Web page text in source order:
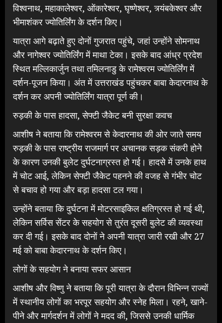
विश्वनाथ, महाकालेश्वर, ओंकारेश्वर, घृष्णेश्वर, त्र्यंबकेश्वर और
भीमाशंकर ज्योतिर्लिंग के दर्शन किए।
यात्रा आगे बढ़ाते हुए दोनों गुजरात पहुंचे, जहां उन्होंने सोमनाथ
और नागेश्वर ज्योतिर्लिंग में माथा टेका। इसके बाद आंध्र प्रदेश
स्थित मल्लिकार्जुन तथा तमिलनाडु के रामेश्वरम ज्योतिर्लिंग में
दर्शन-पूजन किया। अंत में उत्तराखंड पहुंचकर बाबा केदारनाथ के
दर्शन कर अपनी ज्योतिर्लिंग यात्रा पूर्ण की।
रुड़की के पास हादसा, सेफ्टी जैकेट बनी सुरक्षा कवच
आशीष ने बताया कि रामेश्वरम से केदारनाथ की ओर जाते समय
रुड़की के पास राष्ट्रीय राजमार्ग पर अचानक सड़क संकरी होने
के कारण उनकी बुलेट दुर्घटनाग्रस्त हो गई। हादसे में उनके हाथ
में चोट आई, लेकिन सेफ्टी जैकेट पहनने की वजह से गंभीर चोट
से बचाव हो गया और बड़ा हादसा टल गया।
उन्होंने बताया कि दुर्घटना में मोटरसाइकिल क्षतिग्रस्त हो गई थी,
लेकिन सर्विस सेंटर के सहयोग से तुरंत दूसरी बुलेट की व्यवस्था
कर दी गई। इसके बाद दोनों ने अपनी यात्रा जारी रखी और 27
मई को बाबा केदारनाथ के दर्शन किए।
लोगों के सहयोग ने बनाया सफर आसान
आशीष और विष्णु ने बताया कि पूरी यात्रा के दौरान विभिन्न राज्यों
में स्थानीय लोगों का भरपूर सहयोग और स्नेह मिला। रहने, खाने-
पीने और मार्गदर्शन में लोगों ने मदद की, जिससे उनकी धार्मिक